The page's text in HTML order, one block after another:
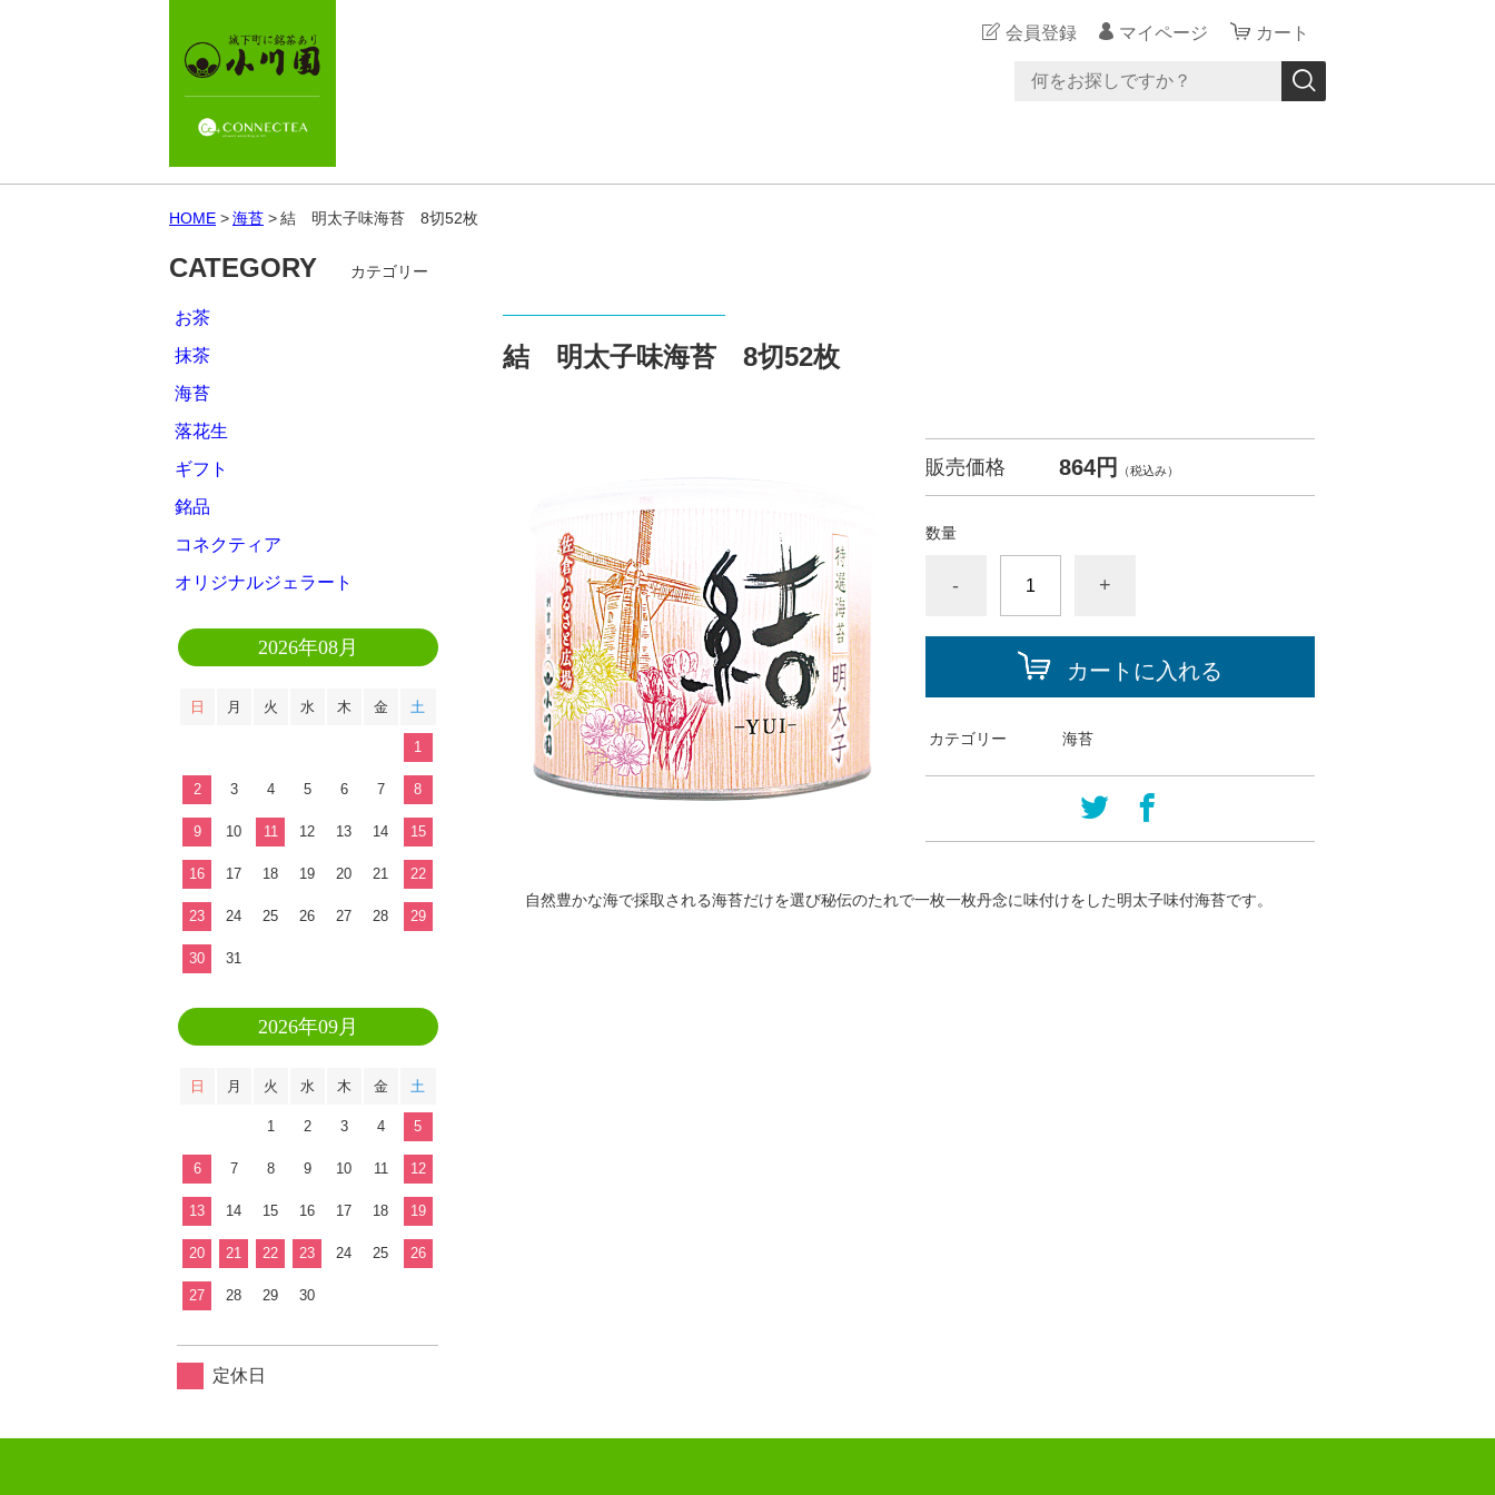
会員登録 マイページ カート
HOME 海苔 結 明太子味海苔 8切52枚
結 明太子味海苔 8切52枚
販売価格 864円 （税込み）
数量
- +
カートに入れる
カテゴリー 海苔
自然豊かな海で採取される海苔だけを選び秘伝のたれで一枚一枚丹念に味付けをした明太子味付海苔です。
CATEGORY カテゴリー
お茶
抹茶
海苔
落花生
ギフト
銘品
コネクティア
オリジナルジェラート
2026年08月
日 月 火 水 木 金 土
1
2 3 4 5 6 7 8
9 10 11 12 13 14 15
16 17 18 19 20 21 22
23 24 25 26 27 28 29
30 31
2026年09月
日 月 火 水 木 金 土
1 2 3 4 5
6 7 8 9 10 11 12
13 14 15 16 17 18 19
20 21 22 23 24 25 26
27 28 29 30
定休日